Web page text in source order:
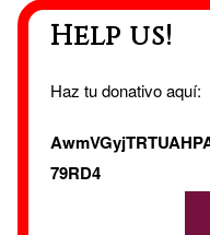
Help us!
Haz tu donativo aquí:
79RD4